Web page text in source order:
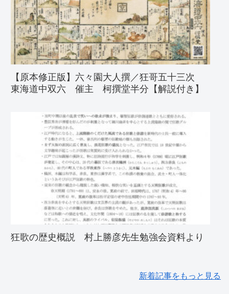
【原本修正版】六々園大人撰／狂哥五十三次
東海道中双六 催主 柯撰堂半分【解説付き】
狂歌の歴史概説 村上勝彦先生勉強会資料より
新着記事をもっと見る